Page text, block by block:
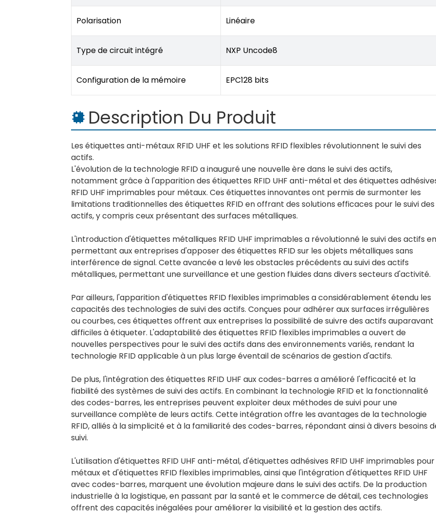
Polarisation Linéaire
Type de circuit intégré NXP Uncode8
Configuration de la mémoire EPC128 bits
Description Du Produit
Les étiquettes anti-métaux RFID UHF et les solutions RFID flexibles révolutionnent le suivi des
actifs.
L'évolution de la technologie RFID a inauguré une nouvelle ère dans le suivi des actifs,
notamment grâce à l'apparition des étiquettes RFID UHF anti-métal et des étiquettes
RFID UHF imprimables pour métaux. Ces étiquettes innovantes ont permis de surmonter les
limitations traditionnelles des étiquettes RFID en offrant des solutions efficaces pour le suivi des
actifs, y compris ceux présentant des surfaces métalliques.
L'introduction d'étiquettes métalliques RFID UHF imprimables a révolutionné le suivi des actifs en
permettant aux entreprises d'apposer des étiquettes RFID sur les objets métalliques sans
interférence de signal. Cette avancée a levé les obstacles précédents au suivi des actifs
métalliques, permettant une surveillance et une gestion fluides dans divers secteurs d'activité.
Par ailleurs, l'apparition d'étiquettes RFID flexibles imprimables a considérablement étendu les
capacités des technologies de suivi des actifs. Conçues pour adhérer aux surfaces irrégulières
ou courbes, ces étiquettes offrent aux entreprises la possibilité de suivre des actifs auparavant
difficiles à étiqueter. L'adaptabilité des étiquettes RFID flexibles imprimables a ouvert de
nouvelles perspectives pour le suivi des actifs dans des environnements variés, rendant la
technologie RFID applicable à un plus large éventail de scénarios de gestion d'actifs.
De plus, l'intégration des étiquettes RFID UHF aux codes-barres a amélioré l'efficacité et la
fiabilité des systèmes de suivi des actifs. En combinant la technologie RFID et la fonctionnalité
des codes-barres, les entreprises peuvent exploiter deux méthodes de suivi pour une
surveillance complète de leurs actifs. Cette intégration offre les avantages de la technologie
RFID, alliés à la simplicité et à la familiarité des codes-barres, répondant ainsi à divers besoins
suivi.
L'utilisation d'étiquettes RFID UHF anti-métal, d'étiquettes adhésives RFID UHF imprimables pour
métaux et d'étiquettes RFID flexibles imprimables, ainsi que l'intégration d'étiquettes RFID UHF
avec codes-barres, marquent une évolution majeure dans le suivi des actifs. De la production
industrielle à la logistique, en passant par la santé et le commerce de détail, ces technologies
offrent des capacités inégalées pour améliorer la visibilité et la gestion des actifs.